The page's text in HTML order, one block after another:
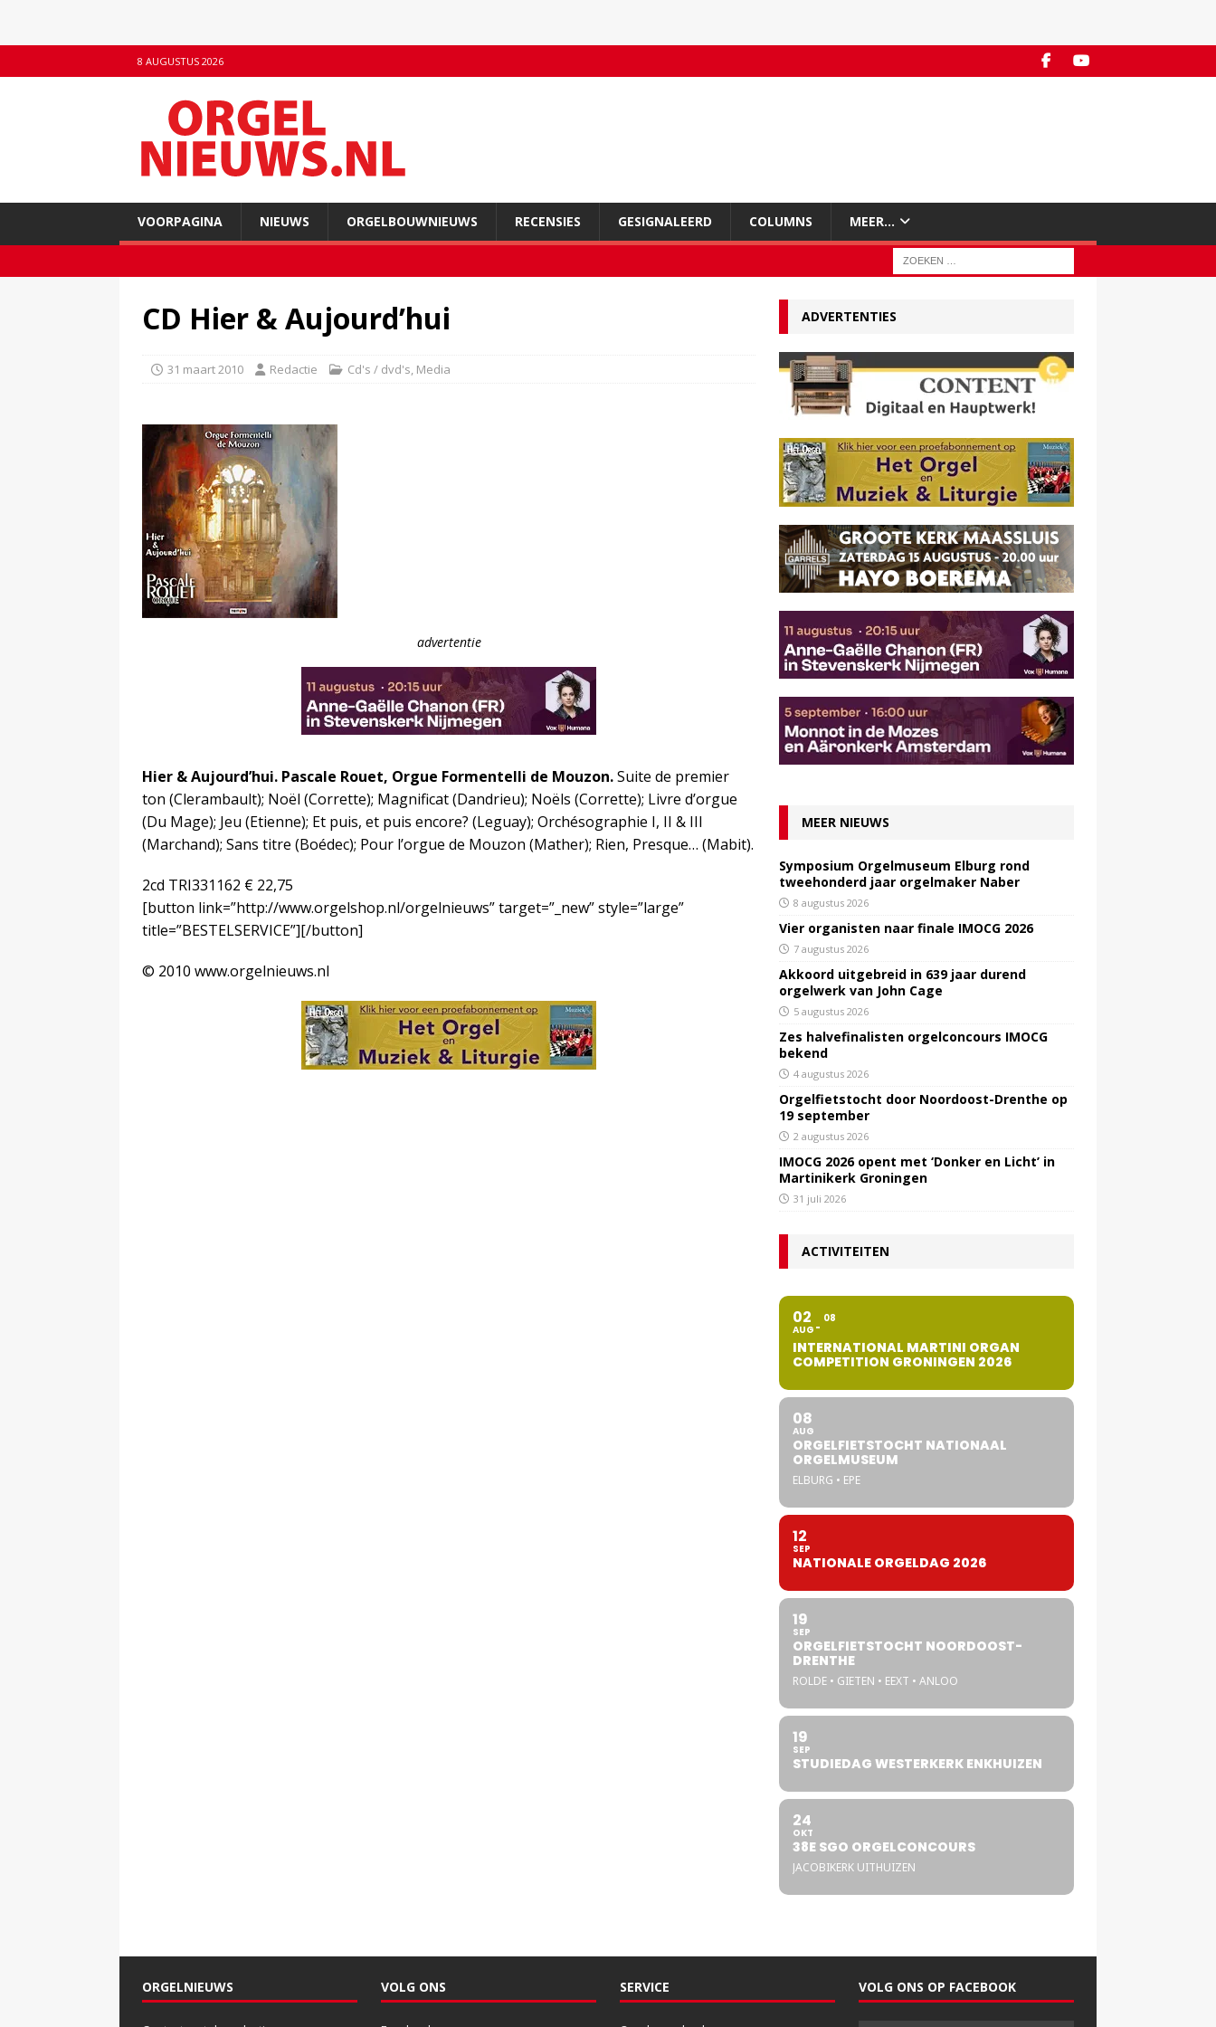
8 AUGUSTUS 2026
VOORPAGINA NIEUWS ORGELBOUWNIEUWS RECENSIES GESIGNALEERD COLUMNS MEER…
CD Hier & Aujourd’hui
31 maart 2010 Redactie Cd's / dvd's, Media
advertentie
Hier & Aujourd’hui. Pascale Rouet, Orgue Formentelli de Mouzon.Suite de premier
ton (Clerambault); Noël (Corrette); Magnificat (Dandrieu); Noëls (Corrette); Livre d’orgue
(Du Mage); Jeu (Etienne); Et puis, et puis encore? (Leguay); Orchésographie I, II & III
(Marchand); Sans titre (Boédec); Pour l’orgue de Mouzon (Mather); Rien, Presque… (Mabit).
2cd TRI331162 € 22,75
[button link=”http://www.orgelshop.nl/orgelnieuws” target=”_new” style=”large”
title=”BESTELSERVICE”][/button]
© 2010 www.orgelnieuws.nl
ADVERTENTIES
MEER NIEUWS
Symposium Orgelmuseum Elburg rond
tweehonderd jaar orgelmaker Naber
8 augustus 2026
Vier organisten naar finale IMOCG 2026
7 augustus 2026
Akkoord uitgebreid in 639 jaar durend
orgelwerk van John Cage
5 augustus 2026
Zes halvefinalisten orgelconcours IMOCG
bekend
4 augustus 2026
Orgelfietstocht door Noordoost-Drenthe op
19 september
2 augustus 2026
IMOCG 2026 opent met ‘Donker en Licht’ in
Martinikerk Groningen
31 juli 2026
ACTIVITEITEN
02
AUG
08
INTERNATIONAL MARTINI ORGAN
COMPETITION GRONINGEN 2026
08
AUG
ORGELFIETSTOCHT NATIONAAL
ORGELMUSEUM
ELBURG • EPE
12
SEP
NATIONALE ORGELDAG 2026
19
SEP
ORGELFIETSTOCHT NOORDOOST-
DRENTHE
ROLDE • GIETEN • EEXT • ANLOO
19
SEP
STUDIEDAG WESTERKERK ENKHUIZEN
24
OKT
38E SGO ORGELCONCOURS
JACOBIKERK UITHUIZEN
ORGELNIEUWS VOLG ONS SERVICE VOLG ONS OP FACEBOOK